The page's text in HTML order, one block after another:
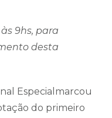
9hs, para
desta
Especialmarcou
do primeiro